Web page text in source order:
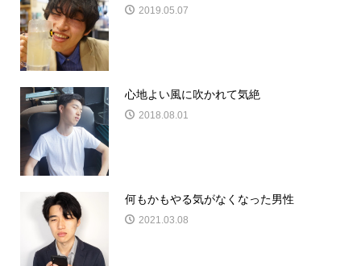
2019.05.07
心地よい風に吹かれて気絶
2018.08.01
何もかもやる気がなくなった男性
2021.03.08